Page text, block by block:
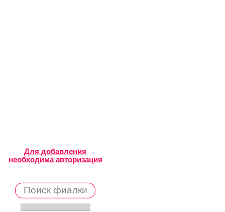
Для добавления
необходима авторизация
Поиск фиалки